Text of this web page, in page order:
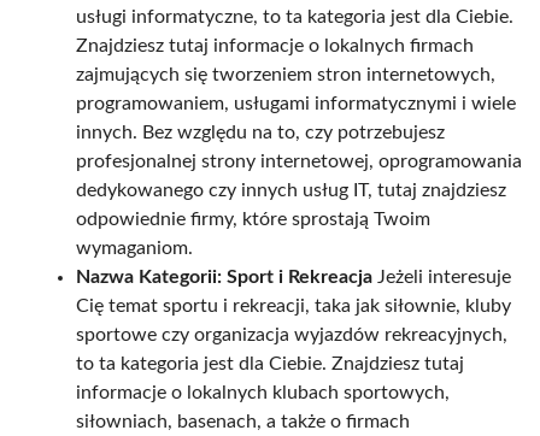
usługi informatyczne, to ta kategoria jest dla Ciebie.
Znajdziesz tutaj informacje o lokalnych firmach
zajmujących się tworzeniem stron internetowych,
programowaniem, usługami informatycznymi i wiele
innych. Bez względu na to, czy potrzebujesz
profesjonalnej strony internetowej, oprogramowania
dedykowanego czy innych usług IT, tutaj znajdziesz
odpowiednie firmy, które sprostają Twoim
wymaganiom.
Nazwa Kategorii: Sport i Rekreacja Jeżeli interesuje
Cię temat sportu i rekreacji, taka jak siłownie, kluby
sportowe czy organizacja wyjazdów rekreacyjnych,
to ta kategoria jest dla Ciebie. Znajdziesz tutaj
informacje o lokalnych klubach sportowych,
siłowniach, basenach, a także o firmach